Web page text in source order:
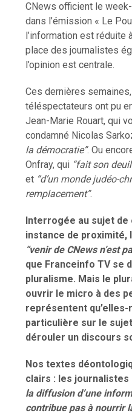
CNews officient le
dans l’émission « Le
l’information est réduite
place des journalistes
l’opinion est centrale.
Ces dernières
téléspectateurs ont pu
Jean-Marie Rouart, qui
condamné Nicolas
la démocratie”. Ou
Onfray, qui “fait son
et “d’un monde judéo-
remplacement”.
Interrogée au sujet
instance de proximité,
“venir de CNews n’est
que Franceinfo TV se
pluralisme. Mais le
ouvrir le micro à des
représentent
particulière sur le
dérouler un discours
Nos textes
clairs : les
la diffusion d’une
contribue pas à nourrir